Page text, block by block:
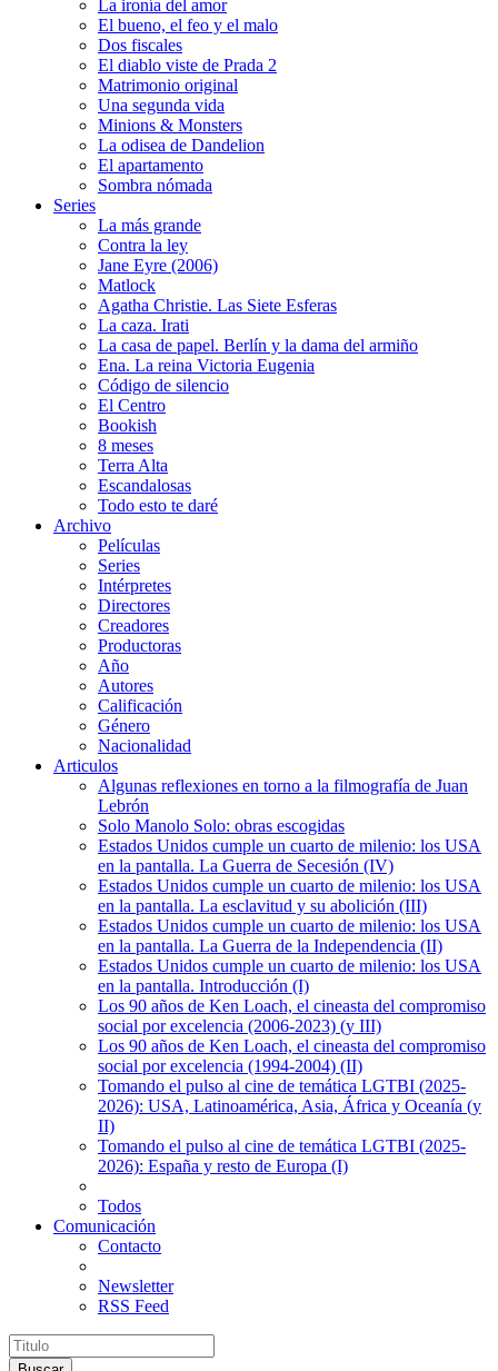
La ironía del amor
El bueno, el feo y el malo
Dos fiscales
El diablo viste de Prada 2
Matrimonio original
Una segunda vida
Minions & Monsters
La odisea de Dandelion
El apartamento
Sombra nómada
Series
La más grande
Contra la ley
Jane Eyre (2006)
Matlock
Agatha Christie. Las Siete Esferas
La caza. Irati
La casa de papel. Berlín y la dama del armiño
Ena. La reina Victoria Eugenia
Código de silencio
El Centro
Bookish
8 meses
Terra Alta
Escandalosas
Todo esto te daré
Archivo
Películas
Series
Intérpretes
Directores
Creadores
Productoras
Año
Autores
Calificación
Género
Nacionalidad
Articulos
Algunas reflexiones en torno a la filmografía de Juan
Lebrón
Solo Manolo Solo: obras escogidas
Estados Unidos cumple un cuarto de milenio: los USA
en la pantalla. La Guerra de Secesión (IV)
Estados Unidos cumple un cuarto de milenio: los USA
en la pantalla. La esclavitud y su abolición (III)
Estados Unidos cumple un cuarto de milenio: los USA
en la pantalla. La Guerra de la Independencia (II)
Estados Unidos cumple un cuarto de milenio: los USA
en la pantalla. Introducción (I)
Los 90 años de Ken Loach, el cineasta del compromiso
social por excelencia (2006-2023) (y III)
Los 90 años de Ken Loach, el cineasta del compromiso
social por excelencia (1994-2004) (II)
Tomando el pulso al cine de temática LGTBI (2025-
2026): USA, Latinoamérica, Asia, África y Oceanía (y
II)
Tomando el pulso al cine de temática LGTBI (2025-
2026): España y resto de Europa (I)
Todos
Comunicación
Contacto
Newsletter
RSS Feed